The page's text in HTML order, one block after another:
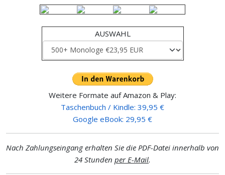
AUSWAHL
Weitere Formate auf Amazon & Play:
Taschenbuch / Kindle: 39,95 €
Google eBook: 29,95 €
Nach Zahlungseingang erhalten Sie die PDF-Datei innerhalb von
24 Stunden per E-Mail.